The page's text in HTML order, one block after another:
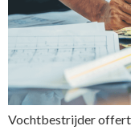
Vochtbestrijder